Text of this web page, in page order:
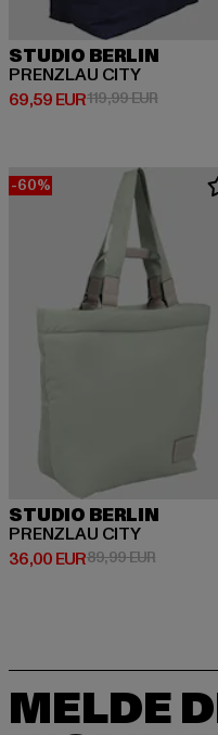
STUDIO BERLIN
PRENZLAU CITY
69,59 EUR
Derzeitiger Preis: 69,59 EUR
119,99 EUR
-60%
STUDIO BERLIN
PRENZLAU CITY
36,00 EUR
Derzeitiger Preis: 36,00 EUR
89,99 EUR
MELDE